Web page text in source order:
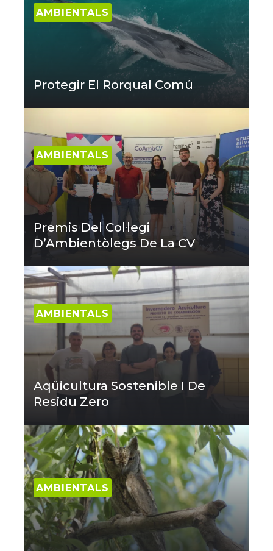
AMBIENTALS
Protegir El Rorqual Comú
AMBIENTALS
Premis Del Col·legi
D’Ambientòlegs De La CV
AMBIENTALS
Aqüicultura Sostenible I De
Residu Zero
AMBIENTALS